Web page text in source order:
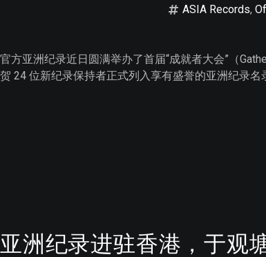
ASIA Records,
官方亚洲纪录近日圆满举办了首届“成就者大会”（
贺 24 位新纪录保持者正式列入享有盛誉的亚洲纪录名
亚洲纪录进驻香港，于观